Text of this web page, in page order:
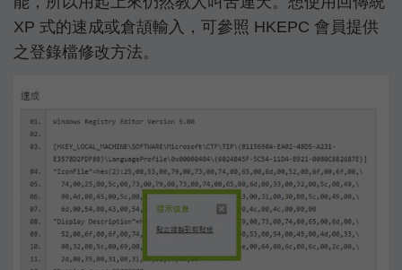
XP 式的速成或倉頡輸入，可參照 HKEPC 會員提供
之登錄檔修改方法。